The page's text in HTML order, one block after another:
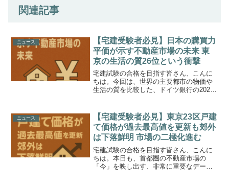
関連記事
ニュース
【宅建受験者必見】日本の購買力
平価が示す不動産市場の未来 東
京の生活の質26位という衝撃
宅建試験の合格を目指す皆さん、こんに
ちは。今回は、世界の主要都市の物価や
生活の質を比較した、ドイツ銀行の2025
す。このレポートで東京の「生活の質」
は世界26位とされま...
ニュース
【宅建受験者必見】東京23区戸建
て価格が過去最高値を更新も郊外
は下落鮮明 市場の二極化進む
宅建試験の合格を目指す皆さん、こんに
ちは。本日も、首都圏の不動産市場の
「今」を映し出す、非常に重要なデータ